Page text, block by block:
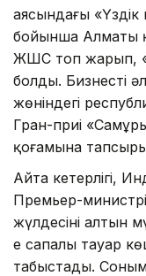
аясындағы
бойынша Алматы
ЖШС топ жарып,
болды. Бизнестің
жөніндегі
Гран-приі
қоғамына
Айта кетерлігі,
Премьер-
жүлдесінің алтын
ең сапалы тауар
табыстады.